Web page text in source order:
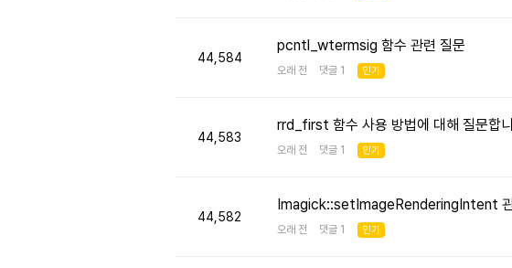
44,584
pcntl_wtermsig 함수 관련 질문
오래 전 댓글 1 인기
44,583
rrd_first 함수 사용 방법에 대해 질문합
오래 전 댓글 1 인기
44,582
Imagick::setImageRenderingIntent
오래 전 댓글 1 인기